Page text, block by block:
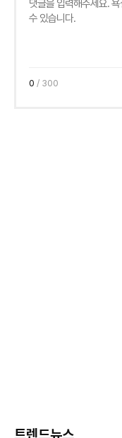
0 / 300
트렌드뉴스